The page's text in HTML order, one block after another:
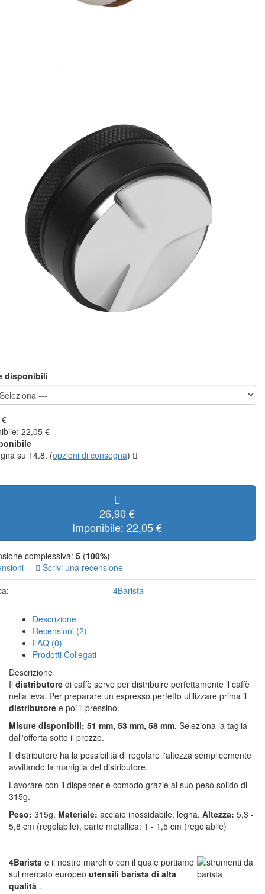
disponibili
22,05 €
su 14.8. (opzioni di consegna)
26,90 €
Imponibile: 22,05 €
complessiva: 5 (100%)
Scrivi una recensione
4Barista
Descrizione
Recensioni (2)
FAQ (0)
Prodotti Collegati
Descrizione
Il distributore di caffè serve per distribuire perfettamente il caffè
nella leva. Per preparare un espresso perfetto utilizzare prima il
distributore e poi il pressino.
Misure disponibili: 51 mm, 53 mm, 58 mm. Seleziona la taglia
dall'offerta sotto il prezzo.
Il distributore ha la possibilità di regolare l'altezza semplicemente
avvitando la maniglia del distributore.
Lavorare con il dispenser è comodo grazie al suo peso solido di
315g.
Peso: 315g. Materiale: acciaio inossidabile, legna. Altezza: 5,3 -
5,8 cm (regolabile), parte metallica: 1 - 1,5 cm (regolabile)
4Barista è il nostro marchio con il quale portiamo
sul mercato europeo utensili barista di alta
qualità .